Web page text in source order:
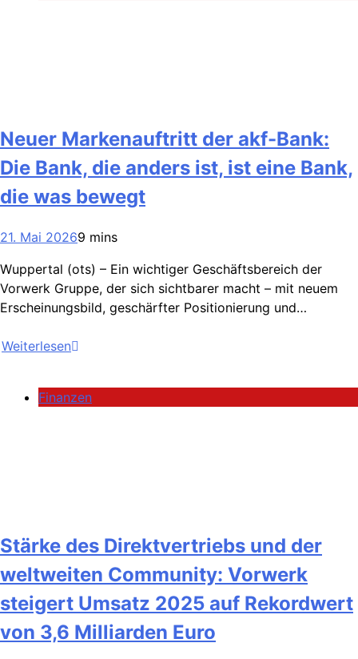
Neuer Markenauftritt der akf-Bank:
Die Bank, die anders ist, ist eine Bank,
die was bewegt
21. Mai 20269 mins
Wuppertal (ots) – Ein wichtiger Geschäftsbereich der
Vorwerk Gruppe, der sich sichtbarer macht – mit neuem
Erscheinungsbild, geschärfter Positionierung und…
Weiterlesen
Finanzen
Stärke des Direktvertriebs und der
weltweiten Community: Vorwerk
steigert Umsatz 2025 auf Rekordwert
von 3,6 Milliarden Euro